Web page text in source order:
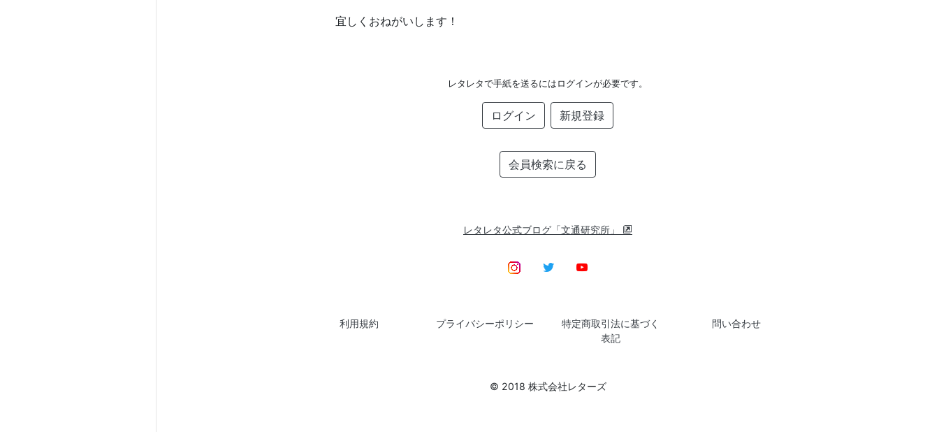
宜しくおねがいします！
レタレタで手紙を送るにはログインが必要です。
ログイン 新規登録
会員検索に戻る
レタレタ公式ブログ「文通研究所」
利用規約 プライバシーポリシー
特定商取引法に基づく
表記
問い合わせ
© 2018 株式会社レターズ